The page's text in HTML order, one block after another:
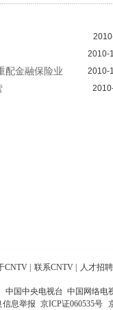
2010-
配金融保险业 2010-
CNTV | 联系CNTV | 人才招聘
中国中央电视台 中国网络电
信息举报 京ICP证060535号